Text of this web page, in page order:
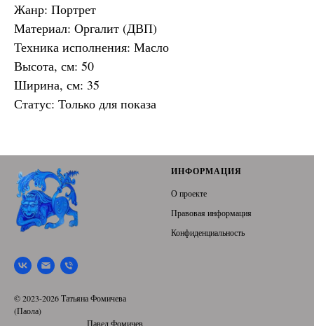
Жанр: Портрет
Материал: Оргалит (ДВП)
Техника исполнения: Масло
Высота, см: 50
Ширина, см: 35
Статус: Только для показа
© 2023-2026 Татьяна Фомичева
(Паола)
Павел Фомичев
ИНФОРМАЦИЯ
О проекте
Правовая информация
Конфиденциальность